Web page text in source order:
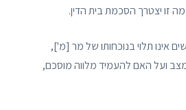
זו יצטרך הסכמת בית הדין.
אינו תלוי בנוכחותו של מר [מ'],
ועל האם להעמיד מלווה מוסכם,